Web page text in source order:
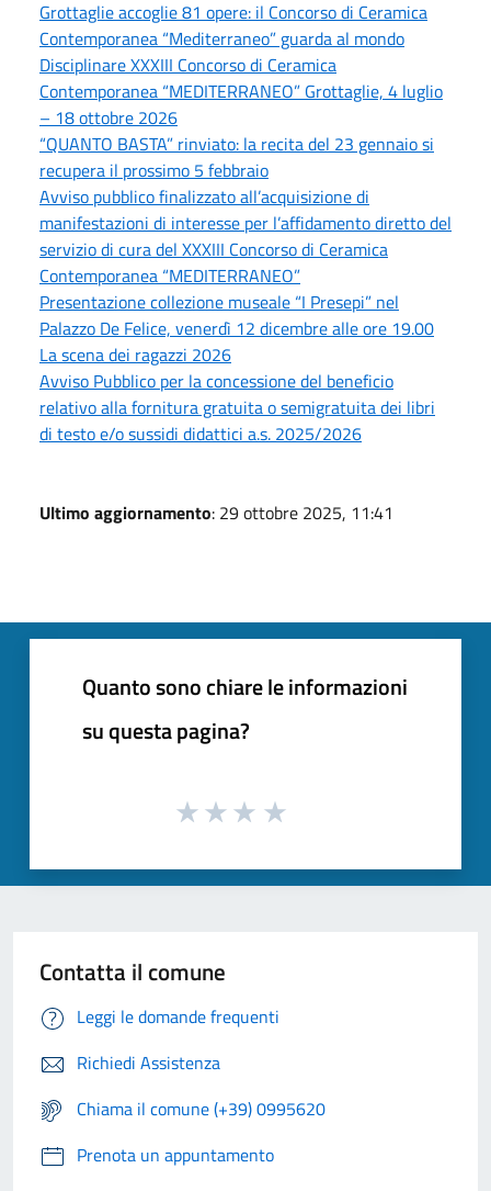
Grottaglie accoglie 81 opere: il Concorso di Ceramica
Contemporanea “Mediterraneo” guarda al mondo
Disciplinare XXXIII Concorso di Ceramica
Contemporanea “MEDITERRANEO” Grottaglie, 4 luglio
– 18 ottobre 2026
“QUANTO BASTA” rinviato: la recita del 23 gennaio si
recupera il prossimo 5 febbraio
Avviso pubblico finalizzato all’acquisizione di
manifestazioni di interesse per l’affidamento diretto del
servizio di cura del XXXIII Concorso di Ceramica
Contemporanea “MEDITERRANEO”
Presentazione collezione museale “I Presepi” nel
Palazzo De Felice, venerdì 12 dicembre alle ore 19.00
La scena dei ragazzi 2026
Avviso Pubblico per la concessione del beneficio
relativo alla fornitura gratuita o semigratuita dei libri
di testo e/o sussidi didattici a.s. 2025/2026
Ultimo aggiornamento: 29 ottobre 2025, 11:41
Quanto sono chiare le informazioni
su questa pagina?
Contatta il comune
Leggi le domande frequenti
Richiedi Assistenza
Chiama il comune (+39) 0995620
Prenota un appuntamento